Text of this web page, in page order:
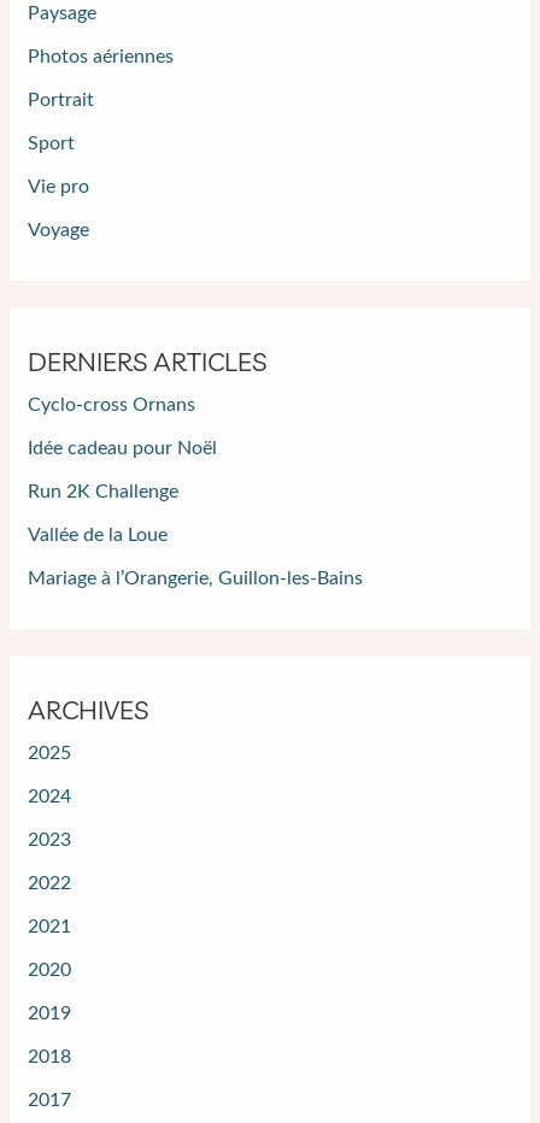
Paysage
Photos aériennes
Portrait
Sport
Vie pro
Voyage
DERNIERS ARTICLES
Cyclo-cross Ornans
Idée cadeau pour Noël
Run 2K Challenge
Vallée de la Loue
Mariage à l’Orangerie, Guillon-les-Bains
ARCHIVES
2025
2024
2023
2022
2021
2020
2019
2018
2017